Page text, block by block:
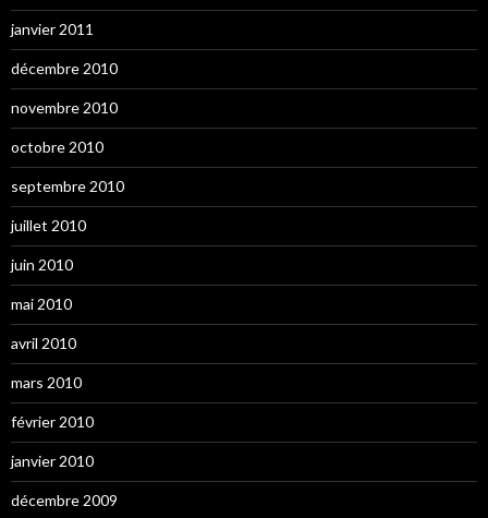
janvier 2011
décembre 2010
novembre 2010
octobre 2010
septembre 2010
juillet 2010
juin 2010
mai 2010
avril 2010
mars 2010
février 2010
janvier 2010
décembre 2009